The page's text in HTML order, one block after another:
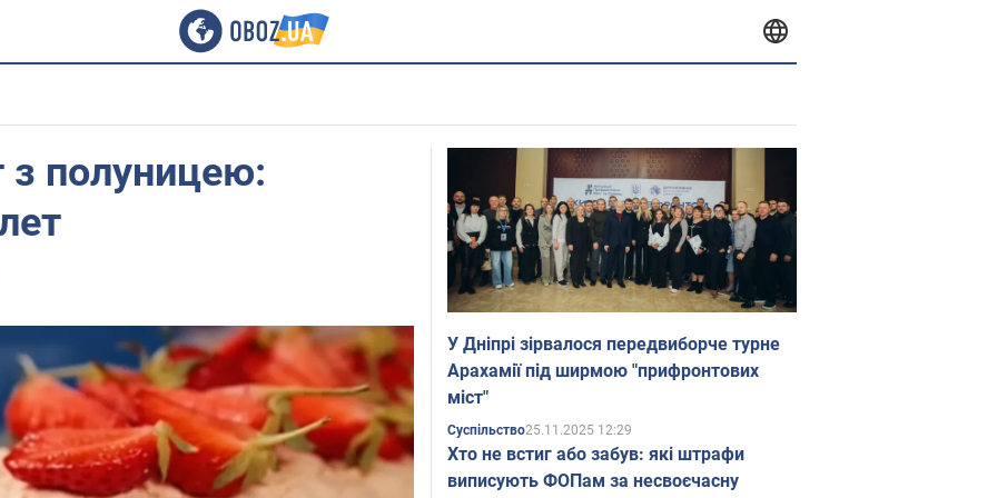
з полуницею:
У Дніпрі зірвалося передвиборче турне
Арахамії під ширмою "прифронтових
міст"
Суспільство25.11.2025 12:29
Хто не встиг або забув: які штрафи
виписують ФОПам за несвоєчасну